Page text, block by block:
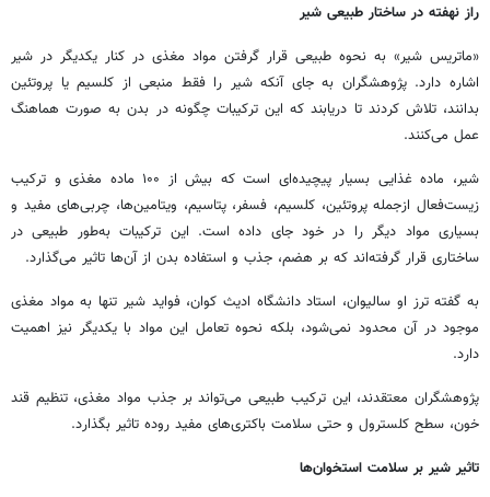
راز نهفته در ساختار طبیعی شیر
«ماتریس شیر» به نحوه طبیعی قرار گرفتن مواد مغذی در کنار یکدیگر در شیر
اشاره دارد. پژوهشگران به جای آنکه شیر را فقط منبعی از کلسیم یا پروتئین
بدانند، تلاش کردند تا دریابند که این ترکیبات چگونه در بدن به صورت هماهنگ
عمل می‌کنند.
شیر، ماده غذایی بسیار پیچیده‌ای است که بیش از ۱۰۰ ماده مغذی و ترکیب
زیست‌فعال ازجمله پروتئین، کلسیم، فسفر، پتاسیم، ویتامین‌ها، چربی‌های مفید و
بسیاری مواد دیگر را در خود جای داده است. این ترکیبات به‌طور طبیعی در
ساختاری قرار گرفته‌اند که بر هضم، جذب و استفاده بدن از آن‌ها تاثیر می‌گذارد.
به گفته ترز او سالیوان، استاد دانشگاه ادیث کوان، فواید شیر تنها به مواد مغذی
موجود در آن محدود نمی‌شود، بلکه نحوه تعامل این مواد با یکدیگر نیز اهمیت
دارد.
پژوهشگران معتقدند، این ترکیب طبیعی می‌تواند بر جذب مواد مغذی، تنظیم قند
خون، سطح کلسترول و حتی سلامت باکتری‌های مفید روده تاثیر بگذارد.
تاثیر شیر بر سلامت استخوان‌ها